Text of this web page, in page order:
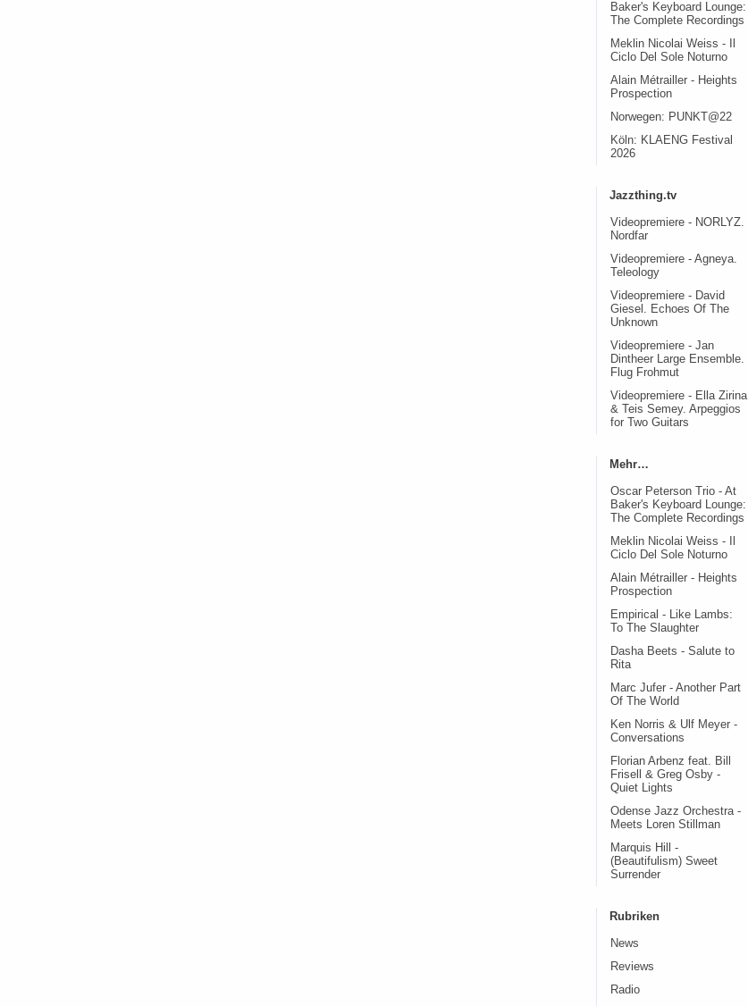
Baker's Keyboard Lounge:
The Complete Recordings
Meklin Nicolai Weiss - Il
Ciclo Del Sole Noturno
Alain Métrailler - Heights
Prospection
Norwegen: PUNKT@22
Köln: KLAENG Festival
2026
Jazzthing.tv
Videopremiere - NORLYZ.
Nordfar
Videopremiere - Agneya.
Teleology
Videopremiere - David
Giesel. Echoes Of The
Unknown
Videopremiere - Jan
Dintheer Large Ensemble.
Flug Frohmut
Videopremiere - Ella Zirina
& Teis Semey. Arpeggios
for Two Guitars
Mehr…
Oscar Peterson Trio - At
Baker's Keyboard Lounge:
The Complete Recordings
Meklin Nicolai Weiss - Il
Ciclo Del Sole Noturno
Alain Métrailler - Heights
Prospection
Empirical - Like Lambs:
To The Slaughter
Dasha Beets - Salute to
Rita
Marc Jufer - Another Part
Of The World
Ken Norris & Ulf Meyer -
Conversations
Florian Arbenz feat. Bill
Frisell & Greg Osby -
Quiet Lights
Odense Jazz Orchestra -
Meets Loren Stillman
Marquis Hill -
(Beautifulism) Sweet
Surrender
Rubriken
News
Reviews
Radio